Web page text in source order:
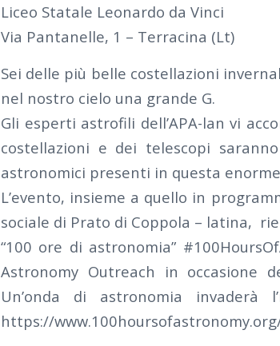
Liceo Statale Leonardo da Vinci
Via Pantanelle, 1 – Terracina (Lt)
Sei delle più belle costellazioni
nel nostro cielo una grande G.
Gli esperti astrofili dell’APA-lan vi
costellazioni e dei telescopi
astronomici presenti in questa
L’evento, insieme a quello in
sociale di Prato di Coppola – latina,
“100 ore di astronomia”
Astronomy Outreach in occasione
Un’onda di astronomia
https://